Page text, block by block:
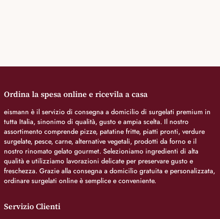
Ordina la spesa online e ricevila a casa
eismann è il servizio di consegna a domicilio di surgelati premium in
tutta Italia, sinonimo di qualità, gusto e ampia scelta. Il nostro
assortimento comprende pizze, patatine fritte, piatti pronti, verdure
surgelate, pesce, carne, alternative vegetali, prodotti da forno e il
nostro rinomato gelato gourmet. Selezioniamo ingredienti di alta
qualità e utilizziamo lavorazioni delicate per preservare gusto e
freschezza. Grazie alla consegna a domicilio gratuita e personalizzata,
ordinare surgelati online è semplice e conveniente.
Servizio Clienti